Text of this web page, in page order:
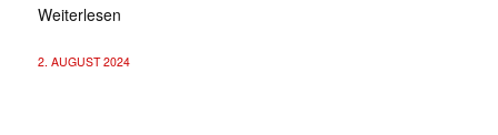
Weiterlesen
2. AUGUST 2024